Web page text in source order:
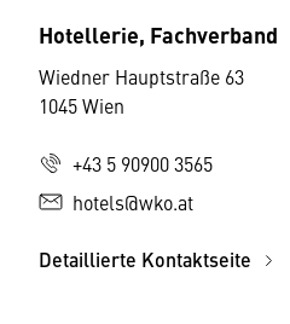
Hotellerie, Fachverband
Wiedner Hauptstraße 63
1045 Wien
+43 5 90900 3565
hotels@wko.at
Detaillierte Kontaktseite